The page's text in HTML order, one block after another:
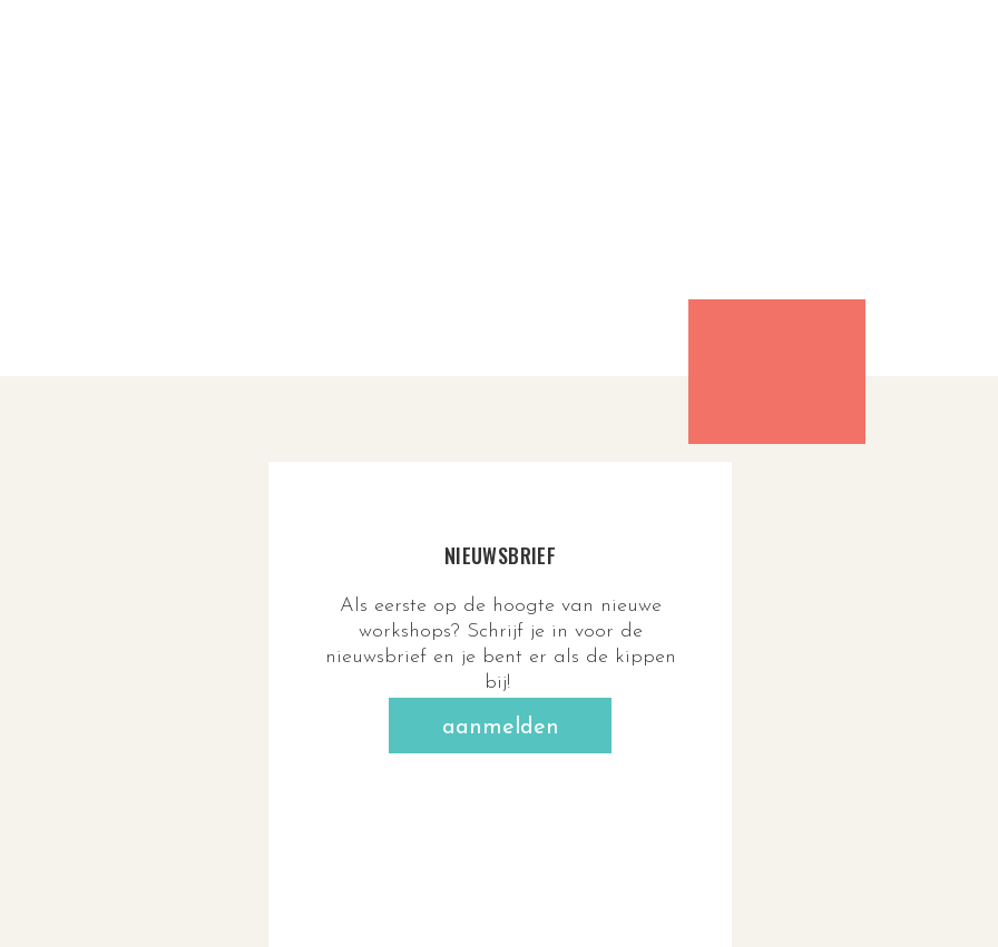
NIEUWSBRIEF
Als eerste op de hoogte van nieuwe
workshops? Schrijf je in voor de
nieuwsbrief en je bent er als de kippen
bij!
aanmelden